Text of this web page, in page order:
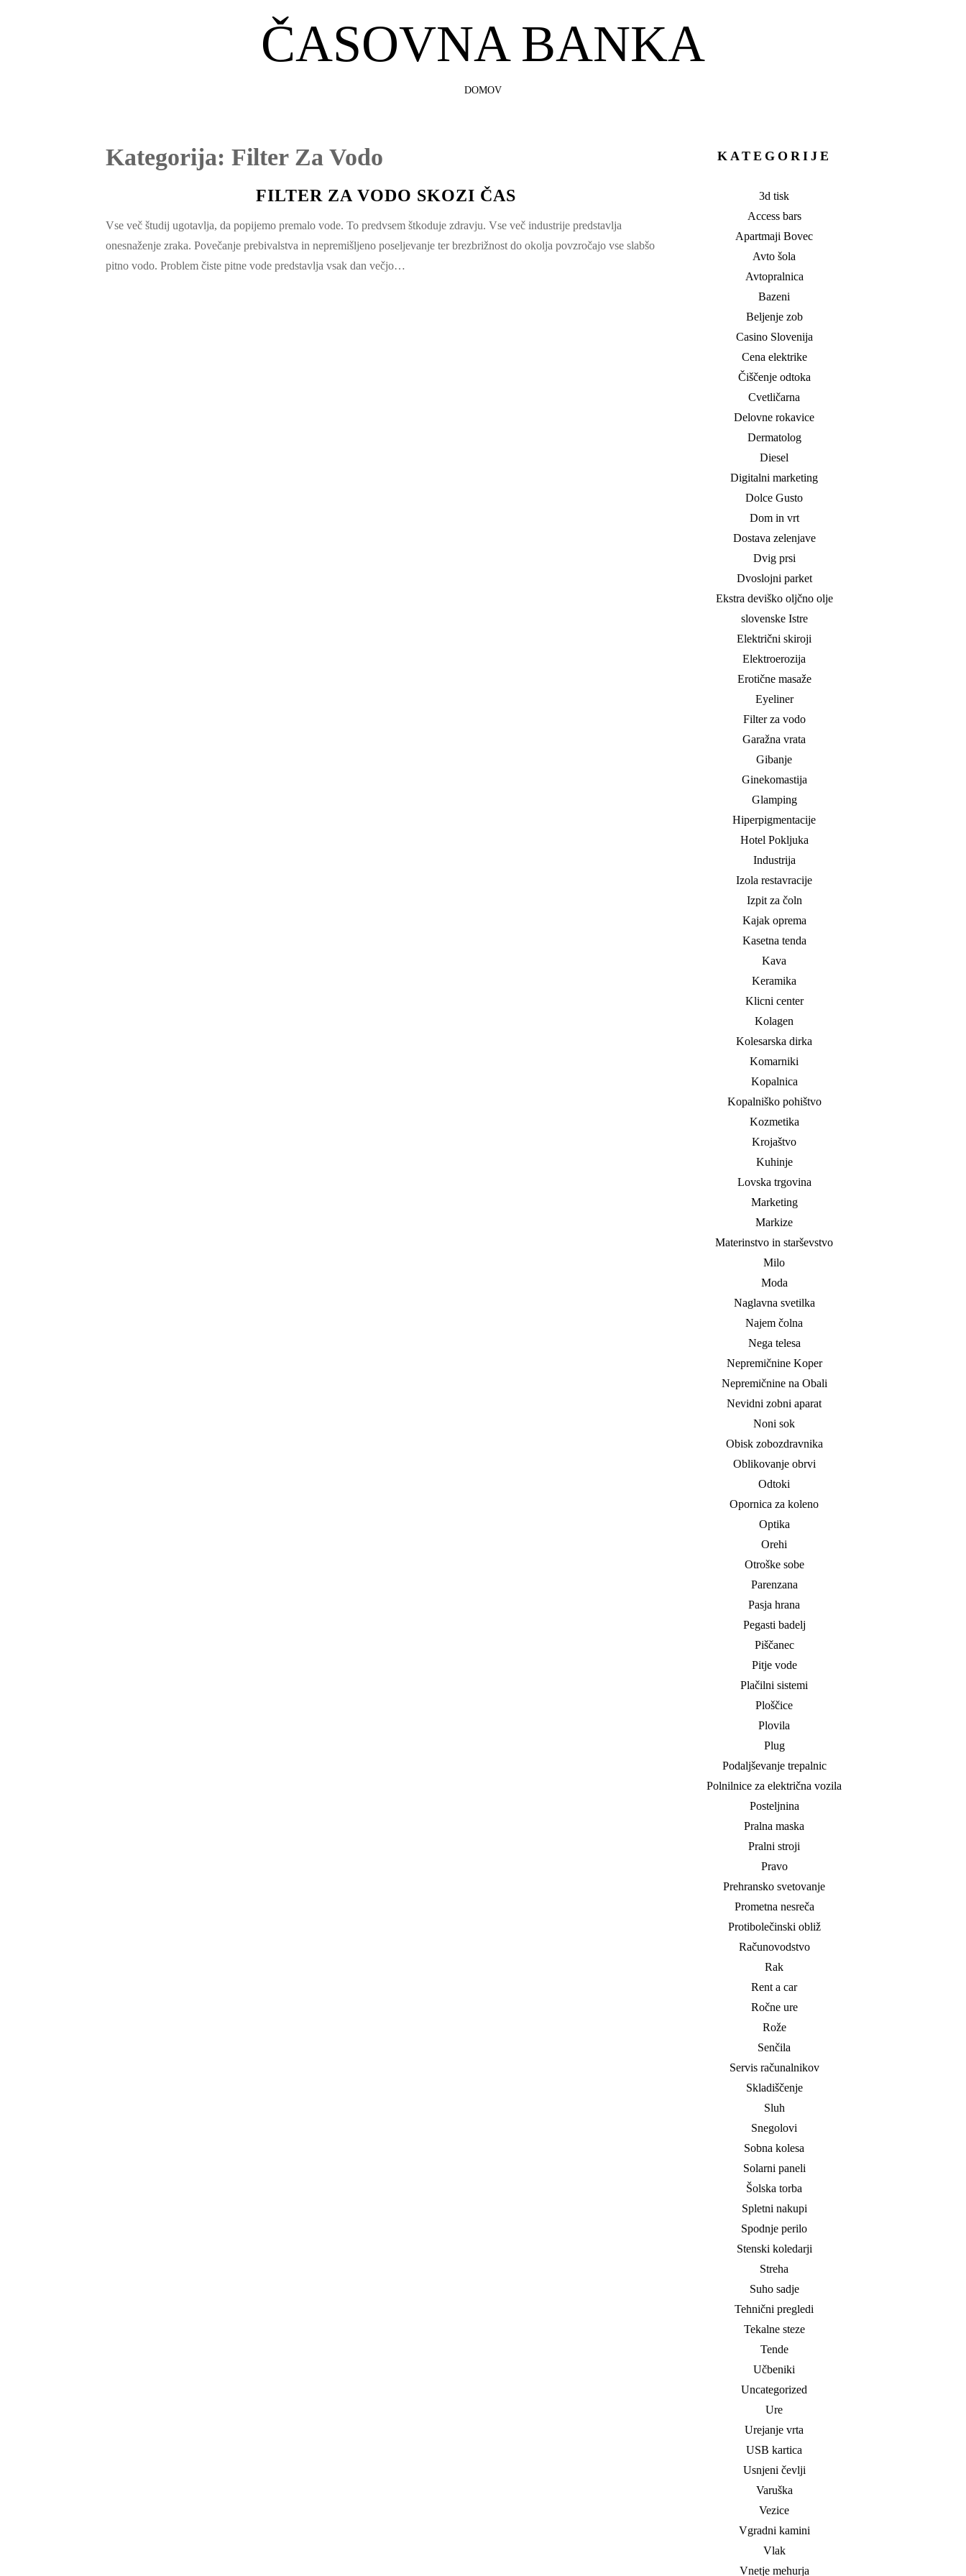
ČASOVNA BANKA
SKIP
DOMOV
Kategorija: Filter Za Vodo
FILTER ZA VODO SKOZI ČAS
Vse več študij ugotavlja, da popijemo premalo vode. To predvsem štkoduje zdravju. Vse več industrije predstavlja
onesnaženje zraka. Povečanje prebivalstva in nepremišljeno poseljevanje ter brezbrižnost do okolja povzročajo vse slabšo
pitno vodo. Problem čiste pitne vode predstavlja vsak dan večjo…
KATEGORIJE
3d tisk
Access bars
Apartmaji Bovec
Avto šola
Avtopralnica
Bazeni
Beljenje zob
Casino Slovenija
Cena elektrike
Čiščenje odtoka
Cvetličarna
Delovne rokavice
Dermatolog
Diesel
Digitalni marketing
Dolce Gusto
Dom in vrt
Dostava zelenjave
Dvig prsi
Dvoslojni parket
Ekstra deviško oljčno olje
slovenske Istre
Električni skiroji
Elektroerozija
Erotične masaže
Eyeliner
Filter za vodo
Garažna vrata
Gibanje
Ginekomastija
Glamping
Hiperpigmentacije
Hotel Pokljuka
Industrija
Izola restavracije
Izpit za čoln
Kajak oprema
Kasetna tenda
Kava
Keramika
Klicni center
Kolagen
Kolesarska dirka
Komarniki
Kopalnica
Kopalniško pohištvo
Kozmetika
Krojaštvo
Kuhinje
Lovska trgovina
Marketing
Markize
Materinstvo in starševstvo
Milo
Moda
Naglavna svetilka
Najem čolna
Nega telesa
Nepremičnine Koper
Nepremičnine na Obali
Nevidni zobni aparat
Noni sok
Obisk zobozdravnika
Oblikovanje obrvi
Odtoki
Opornica za koleno
Optika
Orehi
Otroške sobe
Parenzana
Pasja hrana
Pegasti badelj
Piščanec
Pitje vode
Plačilni sistemi
Ploščice
Plovila
Plug
Podaljševanje trepalnic
Polnilnice za električna vozila
Posteljnina
Pralna maska
Pralni stroji
Pravo
Prehransko svetovanje
Prometna nesreča
Protibolečinski obliž
Računovodstvo
Rak
Rent a car
Ročne ure
Rože
Senčila
Servis računalnikov
Skladiščenje
Sluh
Snegolovi
Sobna kolesa
Solarni paneli
Šolska torba
Spletni nakupi
Spodnje perilo
Stenski koledarji
Streha
Suho sadje
Tehnični pregledi
Tekalne steze
Tende
Učbeniki
Uncategorized
Ure
Urejanje vrta
USB kartica
Usnjeni čevlji
Varuška
Vezice
Vgradni kamini
Vlak
Vnetje mehurja